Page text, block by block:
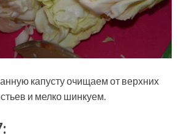
капусту очищаем от верхних
и мелко шинкуем.